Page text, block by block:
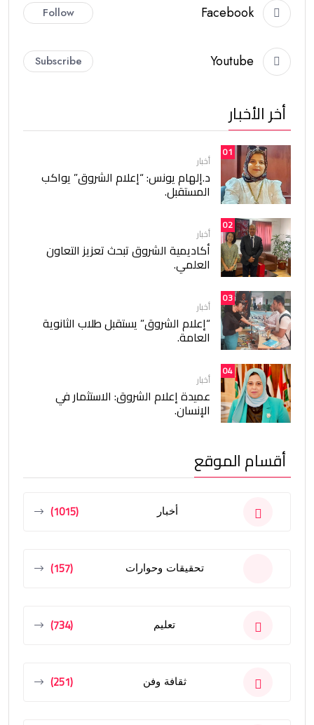
Facebook
Follow
Youtube
Subscribe
أخر الأخبار
01
أخبار
د.إلهام يونس: “إعلام الشروق” يواكب
المستقبل.
02
أخبار
أكاديمية الشروق تبحث تعزيز التعاون
العلمي.
03
أخبار
“إعلام الشروق” يستقبل طلاب الثانوية
العامة.
04
أخبار
عميدة إعلام الشروق: الاستثمار في
الإنسان.
أقسام الموقع
أخبار (1015)
تحقيقات وحوارات (157)
تعليم (734)
ثقافة وفن (251)